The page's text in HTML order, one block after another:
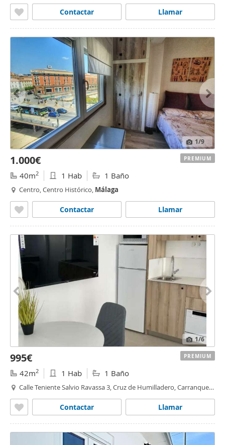
Llamar
Contactar
1/9
1.000€
40m2 1 Hab 1 Baño
Centro, Centro Histórico, Málaga
Llamar
Contactar
PREMIUM
1/6
995€
42m2 1 Hab 1 Baño
Calle Teniente Salvio Ravassa 3, Cruz de Humilladero, Carranque,
Llamar
Contactar
PREMIUM